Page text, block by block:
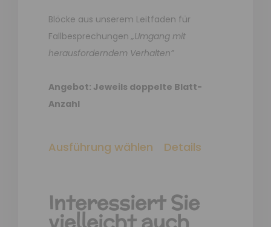
Blöcke aus unserem Leitfaden für
Fallbesprechungen „Umgang mit
herausforderndem Verhalten”
Angebot: Jeweils doppelte Blatt-
Anzahl
Ausführung wählen Details
Interessiert Sie
vielleicht auch